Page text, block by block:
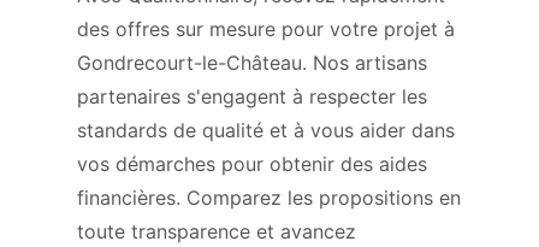
des offres sur mesure pour votre projet à
Gondrecourt-le-Château. Nos artisans
partenaires s'engagent à respecter les
standards de qualité et à vous aider dans
vos démarches pour obtenir des aides
financières. Comparez les propositions en
toute transparence et avancez